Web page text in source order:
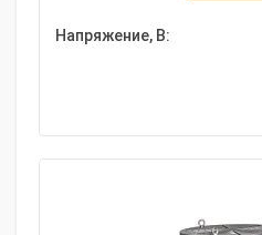
Напряжение, В: